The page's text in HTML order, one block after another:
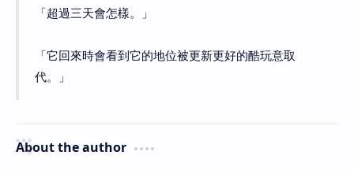
「超過三天會怎樣。」
「它回來時會看到它的地位被更新更好的酷玩意取
代。」
About the author